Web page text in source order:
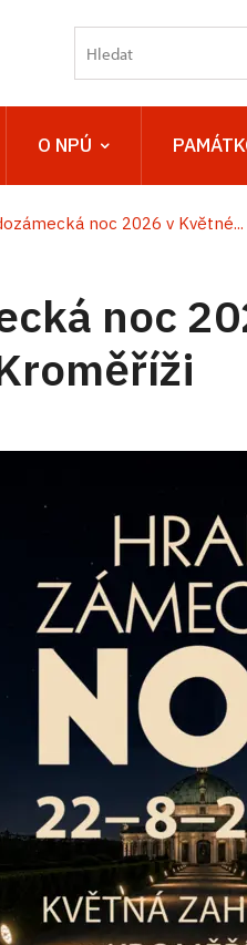
O NPÚ
noc 2026 v Květné...
noc